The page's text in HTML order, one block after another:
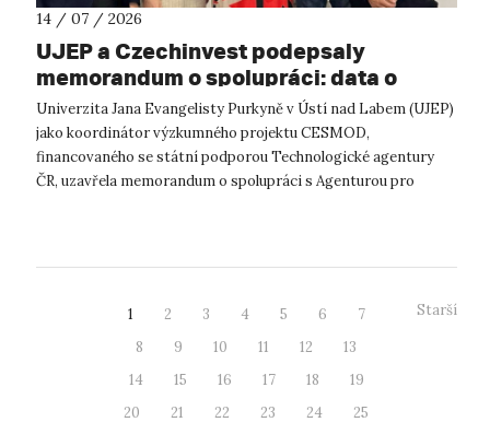
14 / 07 / 2026
UJEP a Czechinvest podepsaly
memorandum o spolupráci: data o
podnikatelském prostředí posílí
výzkum CESMOD
Univerzita Jana Evangelisty Purkyně v Ústí nad Labem (UJEP)
jako koordinátor výzkumného projektu CESMOD,
financovaného se státní podporou Technologické agentury
ČR, uzavřela memorandum o spolupráci s Agenturou pro
1 2 3 4 5 6
7
8
9 10 11 12
13
14
15 16 17 18
19
20
21 22 23 24
25
Starší